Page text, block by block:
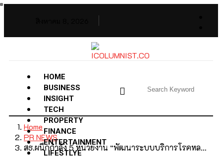
HOME
BUSINESS
INSIGHT
TECH
PROPERTY
FINANCE
ENTERTAINMENT
LIFESTLYE
Home
PR NEWS
สธ.ผนึกกำลัง 5 หน่วยงาน “พัฒนาระบบบริการโรคหล…